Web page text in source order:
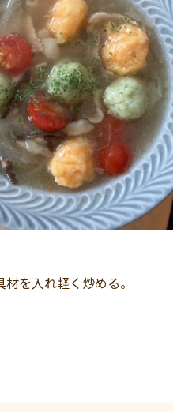
を入れ軽く炒める。